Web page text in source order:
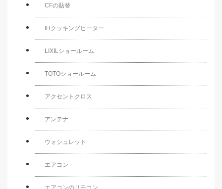
CFの貼替
IHクッキングヒーター
LIXILショールーム
TOTOショールーム
アクセントクロス
アンテナ
ウォシュレット
エアコン
エアコンのリモコン